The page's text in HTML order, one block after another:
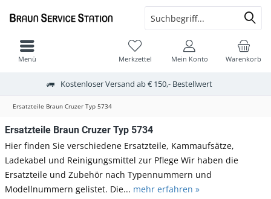
Kostenloser Versand ab € 150,- Bestellwert
Warenkorb
Merkzettel Mein Konto
Menü
Ersatzteile Braun Cruzer Typ 5734
Ersatzteile Braun Cruzer Typ 5734
Hier finden Sie verschiedene Ersatzteile, Kammaufsätze,
Ladekabel und Reinigungsmittel zur Pflege Wir haben die
Ersatzteile und Zubehör nach Typennummern und
Modellnummern gelistet. Die... mehr erfahren »